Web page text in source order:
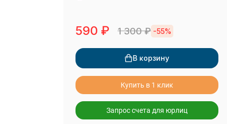
590 ₽ 1 300₽ -55%
В корзину
Купить в 1 клик
Запрос счета для юрлиц